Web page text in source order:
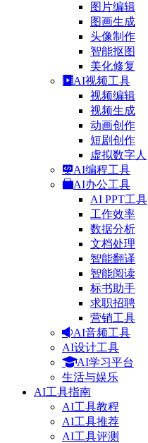
图片编辑
图画生成
头像制作
智能抠图
美化修复
AI视频工具
视频编辑
视频生成
动画创作
短剧创作
虚拟数字人
AI编程工具
AI办公工具
AI PPT工具
工作效率
数据分析
文档处理
智能翻译
智能阅读
标书助手
求职招聘
营销工具
AI音频工具
AI设计工具
AI学习平台
生活与娱乐
AI工具指南
AI工具教程
AI工具推荐
AI工具评测